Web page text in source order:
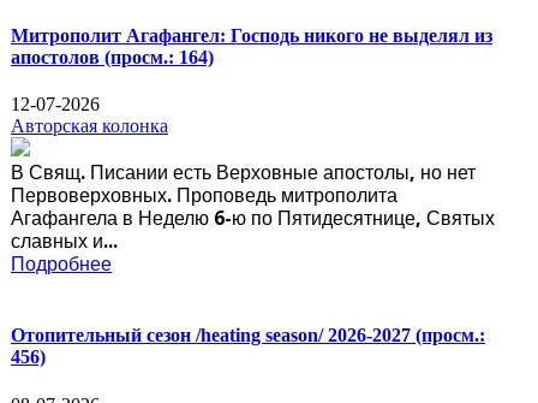
Митрополит Агафангел: Господь никого не выделял из
апостолов (просм.: 164)
12-07-2026
Авторская колонка
В Свящ. Писании есть Верховные апостолы, но нет
Первоверховных. Проповедь митрополита
Агафангела в Неделю 6-ю по Пятидесятнице, Святых
славных и...
Подробнее
Отопительный сезон /heating season/ 2026-2027 (просм.:
456)